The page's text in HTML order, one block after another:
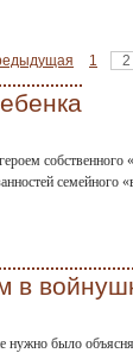
1 2
семейного
в
было